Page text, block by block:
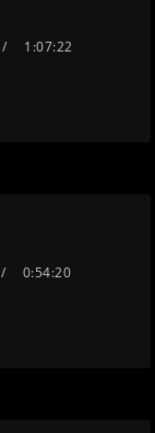
1:07:22
0:54:20